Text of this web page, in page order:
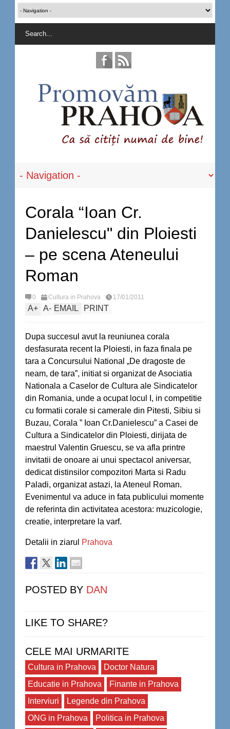
Corala “Ioan Cr.
Danielescu" din Ploiesti
– pe scena Ateneului
Roman
0 Cultura in Prahova 17/01/2011
A+ A- EMAIL PRINT
Dupa succesul avut la reuniunea corala
desfasurata recent la Ploiesti, in faza finala pe
tara a Concursului National „De dragoste de
neam, de tara”, initiat si organizat de Asociatia
Nationala a Caselor de Cultura ale Sindicatelor
din Romania, unde a ocupat locul I, in competitie
cu formatii corale si camerale din Pitesti, Sibiu si
Buzau, Corala ” Ioan Cr.Danielescu” a Casei de
Cultura a Sindicatelor din Ploiesti, dirijata de
maestrul Valentin Gruescu, se va afla printre
invitatii de onoare ai unui spectacol aniversar,
dedicat distinsilor compozitori Marta si Radu
Paladi, organizat astazi, la Ateneul Roman.
Evenimentul va aduce in fata publicului momente
de referinta din activitatea acestora: muzicologie,
creatie, interpretare la varf.
Detalii in ziarul Prahova
POSTED BY DAN
LIKE TO SHARE?
CELE MAI URMARITE
Cultura in Prahova
Doctor Natura
Educatie in Prahova
Finante in Prahova
Interviuri
Legende din Prahova
ONG in Prahova
Politica in Prahova